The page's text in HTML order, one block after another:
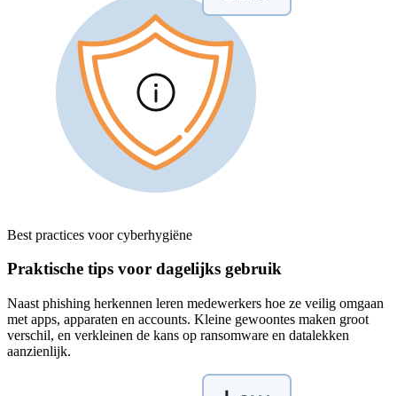
Best practices voor cyberhygiëne
Praktische tips voor dagelijks gebruik
Naast phishing herkennen leren medewerkers hoe ze veilig omgaan
met apps, apparaten en accounts. Kleine gewoontes maken groot
verschil, en verkleinen de kans op ransomware en datalekken
aanzienlijk.